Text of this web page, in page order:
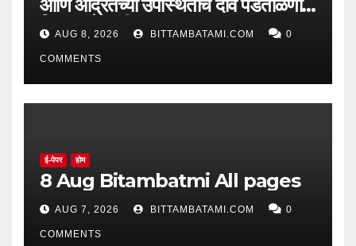
आणि आर्द्रतेच्या उपस्थितीचे दावे पडताळणीत
सिद्ध झाले नाहीत
AUG 8, 2026 BITTAMBATAMI.COM 0
COMMENTS
ई-पेपर होम
8 Aug Bitambatmi All pages
AUG 7, 2026 BITTAMBATAMI.COM 0
COMMENTS